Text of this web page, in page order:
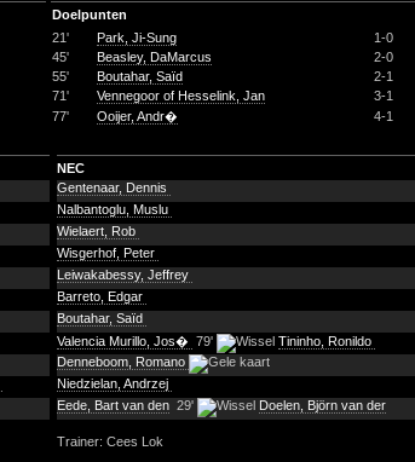
Doelpunten
21'
Park, Ji-Sung
1-0
45'
Beasley, DaMarcus
2-0
55'
Boutahar, Saïd
2-1
71'
Vennegoor of Hesselink, Jan
3-1
77'
Ooijer, Andr� 4-1
NEC
Gentenaar, Dennis
Nalbantoglu, Muslu
Wielaert, Rob
Wisgerhof, Peter
Leiwakabessy, Jeffrey
Barreto, Edgar
Boutahar, Saïd
Valencia Murillo, Jos� 79'
Tininho, Ronildo
Denneboom, Romano
Niedzielan, Andrzej
Eede, Bart van den 29' Doelen, Björn van der
Trainer: Cees Lok